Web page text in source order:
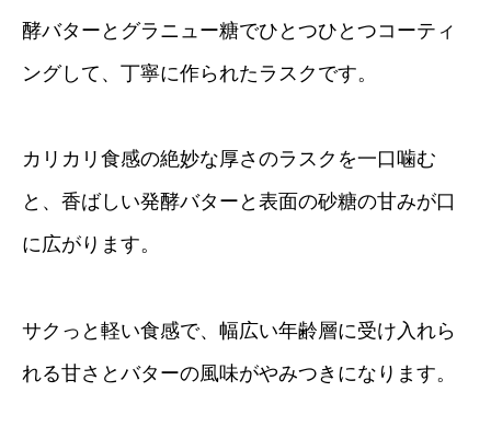
酵バターとグラニュー糖でひとつひとつコーティ
ングして、丁寧に作られたラスクです。
カリカリ食感の絶妙な厚さのラスクを一口噛む
と、香ばしい発酵バターと表面の砂糖の甘みが口
に広がります。
サクっと軽い食感で、幅広い年齢層に受け入れら
れる甘さとバターの風味がやみつきになります。